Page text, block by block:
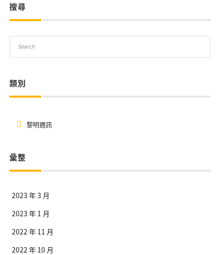
搜尋
類別
黎明週訊
彙整
2023 年 3 月
2023 年 1 月
2022 年 11 月
2022 年 10 月